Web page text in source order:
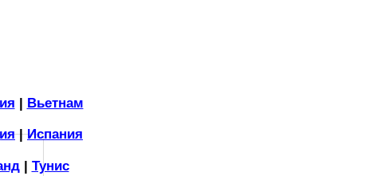
| Вьетнам
|Испания
| Тунис